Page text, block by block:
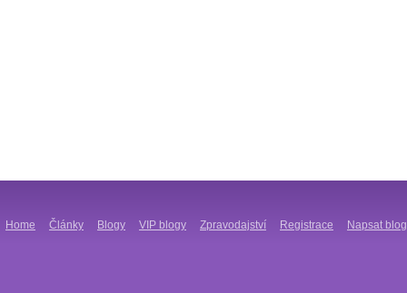
Home Články Blogy VIP blogy Zpravodajství Registrace Napsat blog